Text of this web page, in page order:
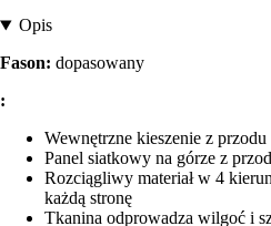
Opis
Fason: dopasowany
:
Wewnętrzne kieszenie z przodu
Panel siatkowy na górze z
Rozciągliwy materiał w 4
każdą stronę
Tkanina odprowadza wilgoć i